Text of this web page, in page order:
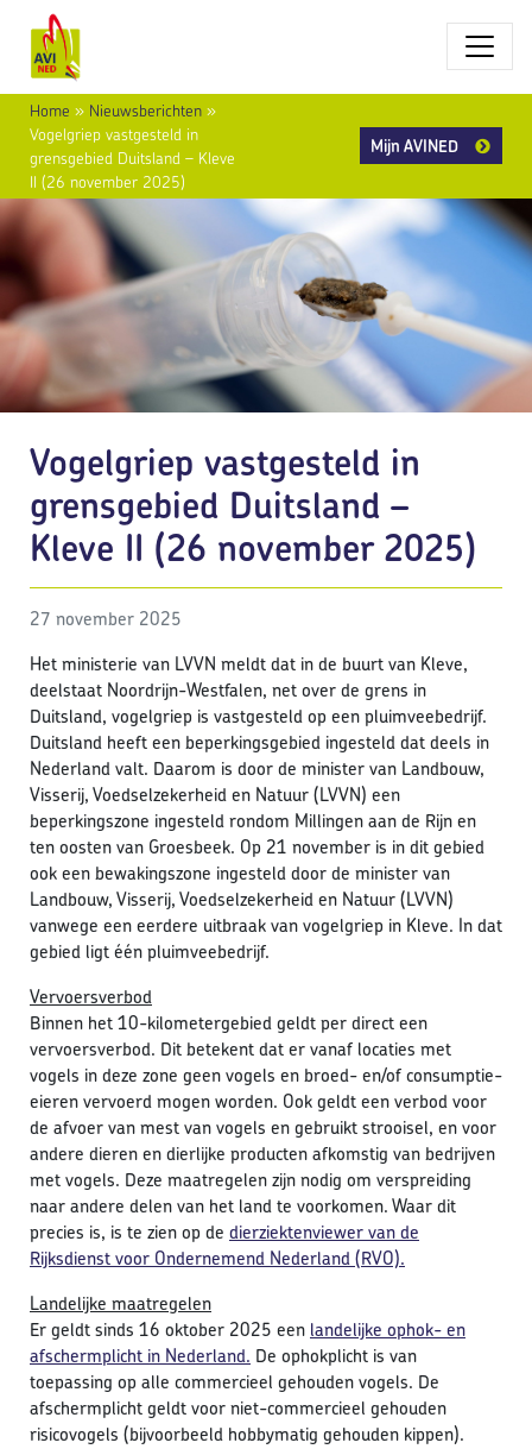
Home » Nieuwsberichten »
Vogelgriep vastgesteld in
grensgebied Duitsland – Kleve
II (26 november 2025)
Mijn AVINED
Vogelgriep vastgesteld in
grensgebied Duitsland –
Kleve II (26 november 2025)
27 november 2025
Het ministerie van LVVN meldt dat in de buurt van Kleve,
deelstaat Noordrijn-Westfalen, net over de grens in
Duitsland, vogelgriep is vastgesteld op een pluimveebedrijf.
Duitsland heeft een beperkingsgebied ingesteld dat deels in
Nederland valt. Daarom is door de minister van Landbouw,
Visserij, Voedselzekerheid en Natuur (LVVN) een
beperkingszone ingesteld rondom Millingen aan de Rijn en
ten oosten van Groesbeek. Op 21 november is in dit gebied
ook een bewakingszone ingesteld door de minister van
Landbouw, Visserij, Voedselzekerheid en Natuur (LVVN)
vanwege een eerdere uitbraak van vogelgriep in Kleve. In dat
gebied ligt één pluimveebedrijf.
Vervoersverbod
Binnen het 10-kilometergebied geldt per direct een
vervoersverbod. Dit betekent dat er vanaf locaties met
vogels in deze zone geen vogels en broed- en/of consumptie-
eieren vervoerd mogen worden. Ook geldt een verbod voor
de afvoer van mest van vogels en gebruikt strooisel, en voor
andere dieren en dierlijke producten afkomstig van bedrijven
met vogels. Deze maatregelen zijn nodig om verspreiding
naar andere delen van het land te voorkomen. Waar dit
precies is, is te zien op de dierziektenviewer van de
Rijksdienst voor Ondernemend Nederland (RVO).
Landelijke maatregelen
Er geldt sinds 16 oktober 2025 een landelijke ophok- en
afschermplicht in Nederland. De ophokplicht is van
toepassing op alle commercieel gehouden vogels. De
afschermplicht geldt voor niet-commercieel gehouden
risicovogels (bijvoorbeeld hobbymatig gehouden kippen).